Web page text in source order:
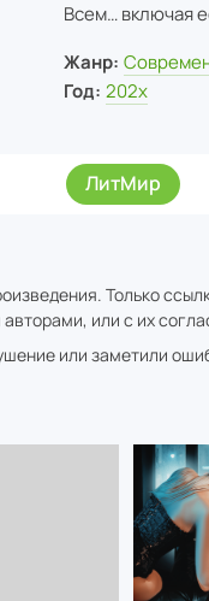
Всем… включая
Жанр:
Год: 202х
ЛитМир
Только
или с их
или заметили